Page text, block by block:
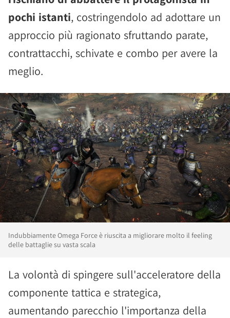
pochi istanti, costringendolo ad adottare un
approccio più ragionato sfruttando parate,
contrattacchi, schivate e combo per avere la
meglio.
Indubbiamente Omega Force è riuscita a migliorare molto il feeling
delle battaglie su vasta scala
La volontà di spingere sull'acceleratore della
componente tattica e strategica,
aumentando parecchio l'importanza della